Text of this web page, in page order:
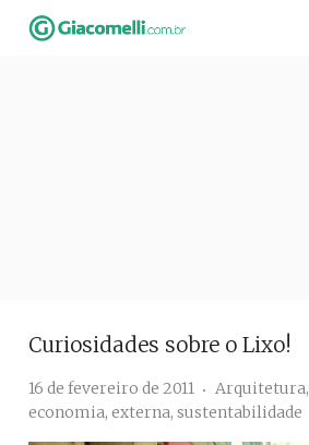
Skip
Curiosidades sobre o Lixo!
16 de fevereiro de 2011 Arquitetura,
economia, externa, sustentabilidade